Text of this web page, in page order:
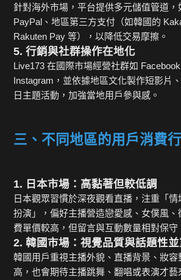
針對海外市場，平台提供多元儲值管道，
PayPal、地區第三方支付（如韓國的
Rakuten Pay 等），以降低交易摩擦。
5. 行銷與社群操作在地化
Live173 在國際市場經營社群如 Facebook
Instagram，並依據地區文化製作短影片
日主題活動，加強當地用戶參與感。
三、不同地區的用戶消費
1. 日本市場：高黏著但較低調
日本觀眾習慣於深夜觀看直播，注重「
扮演」，偏好主播營造戀愛感、女僕風、
費單價較高，但留言與互動數量相對保守
2. 韓國市場：視覺品質與話題性
韓國用戶重視主播外貌、直播背景、妝容
高，也會期待主播跳舞、翻唱或表演才藝